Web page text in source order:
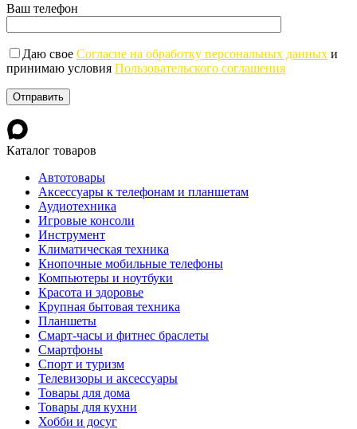
Ваш телефон
Даю свое Согласие на обработку персональных данных и
принимаю условия Пользовательского соглашения
Каталог товаров
Автотовары
Аксессуары к телефонам и планшетам
Аудиотехника
Игровые консоли
Инструмент
Климатическая техника
Кнопочные мобильные телефоны
Компьютеры и ноутбуки
Красота и здоровье
Крупная бытовая техника
Планшеты
Смарт-часы и фитнес браслеты
Смартфоны
Спорт и туризм
Телевизоры и аксессуары
Товары для дома
Товары для кухни
Хобби и досуг